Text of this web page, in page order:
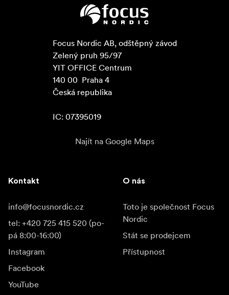
Focus Nordic AB, odštěpný závod
Zelený pruh 95/97
YIT OFFICE Centrum
140 00  Praha 4
Česká republika
IC: 07395019
Najít na Google Maps
Kontakt
info@focusnordic.cz
tel: +420 725 415 520 (po-
pá 8:00-16:00)
Instagram
Facebook
YouTube
O nás
Toto je společnost Focus
Nordic
Stát se prodejcem
Přístupnost